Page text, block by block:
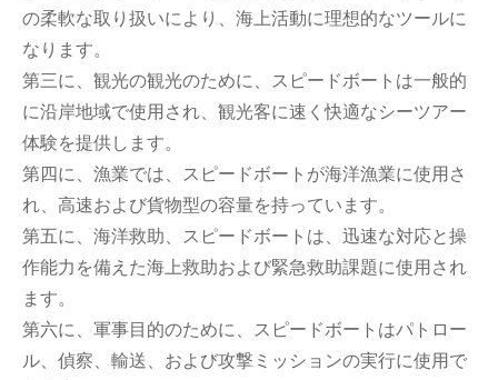
の柔軟な取り扱いにより、海上活動に理想的なツールに
なります。
第三に、観光の観光のために、スピードボートは一般的
に沿岸地域で使用され、観光客に速く快適なシーツアー
体験を提供します。
第四に、漁業では、スピードボートが海洋漁業に使用さ
れ、高速および貨物型の容量を持っています。
第五に、海洋救助、スピードボートは、迅速な対応と操
作能力を備えた海上救助および緊急救助課題に使用され
ます。
第六に、軍事目的のために、スピードボートはパトロー
ル、偵察、輸送、および攻撃ミッションの実行に使用で